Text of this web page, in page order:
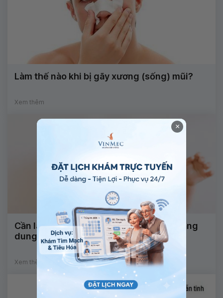
Làm thế nào khi bị gãy xương (sống) mũi?
Xem thêm
Cần làm gì khi rửa mũi cho trẻ sơ sinh bằng
dung dịch đạm?
Xem thêm
×